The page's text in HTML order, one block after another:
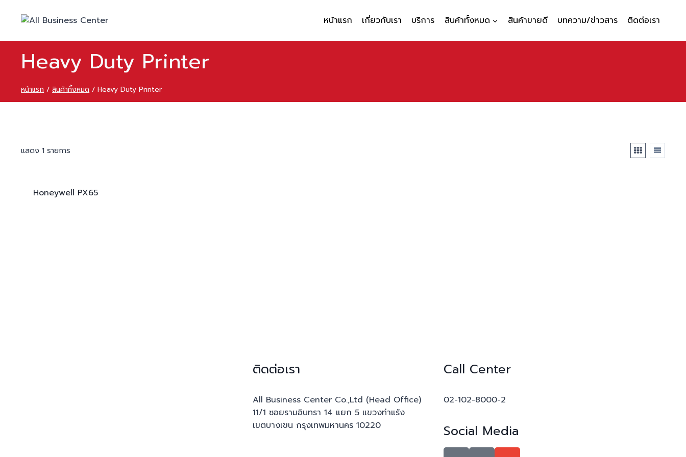
หน้าแรก เกี่ยวกับเรา บริการ สินค้าทั้งหมด สินค้าขายดี บทความ/ข่าวสาร ติดต่อเรา
Heavy Duty Printer
หน้าแรก / สินค้าทั้งหมด / Heavy Duty Printer
แสดง 1 รายการ
Honeywell PX65
ติดต่อเรา
All Business Center Co.,Ltd (Head Office)
11/1 ซอยรามอินทรา 14 แยก 5 แขวงท่าแร้ง
เขตบางเขน กรุงเทพมหานคร 10220
Call Center
02-102-8000-2
Social Media